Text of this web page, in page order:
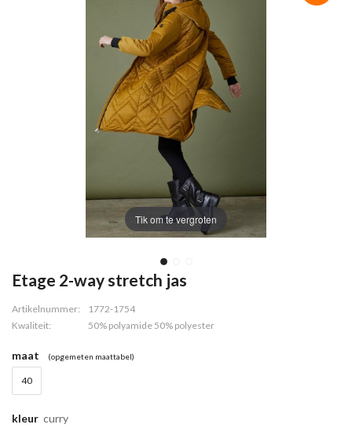
Tik om te vergroten
Etage 2-way stretch jas
Artikelnummer:
1772-1754
Kwaliteit:
50% polyamide 50% polyester
maat (opgemeten maattabel)
40
kleur curry